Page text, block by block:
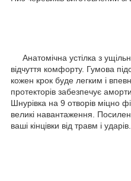
Анатомічна устілка з
відчуття комфорту. Гумова
кожен крок буде легким і
протекторів забезпечує
Шнурівка на 9 отворів міцно
великі навантаження.
ваші кінцівки від травм і ударів.